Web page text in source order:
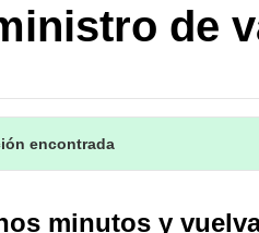
de
encontrada
minutos y